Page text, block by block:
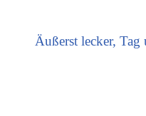
Äußerst lecker,